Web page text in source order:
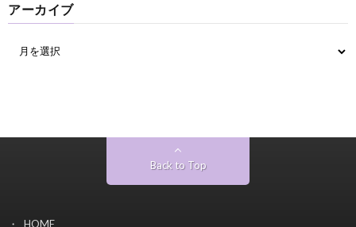
アーカイブ
Back to Top
HOME